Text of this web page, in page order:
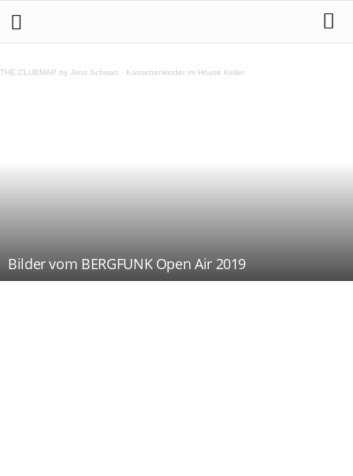
THE CLUBMAP by Jens Schwan · Kassettenkinder im House Keller
Bilder vom BERGFUNK Open Air 2019